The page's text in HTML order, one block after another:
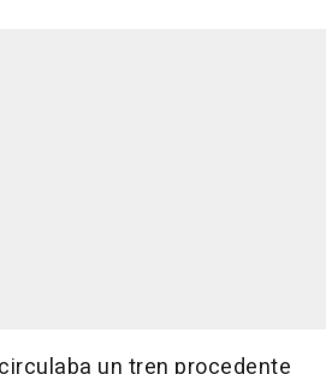
un tren procedente